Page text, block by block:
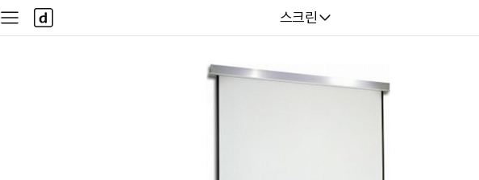
다나와
스크린
사
이
다
나
와